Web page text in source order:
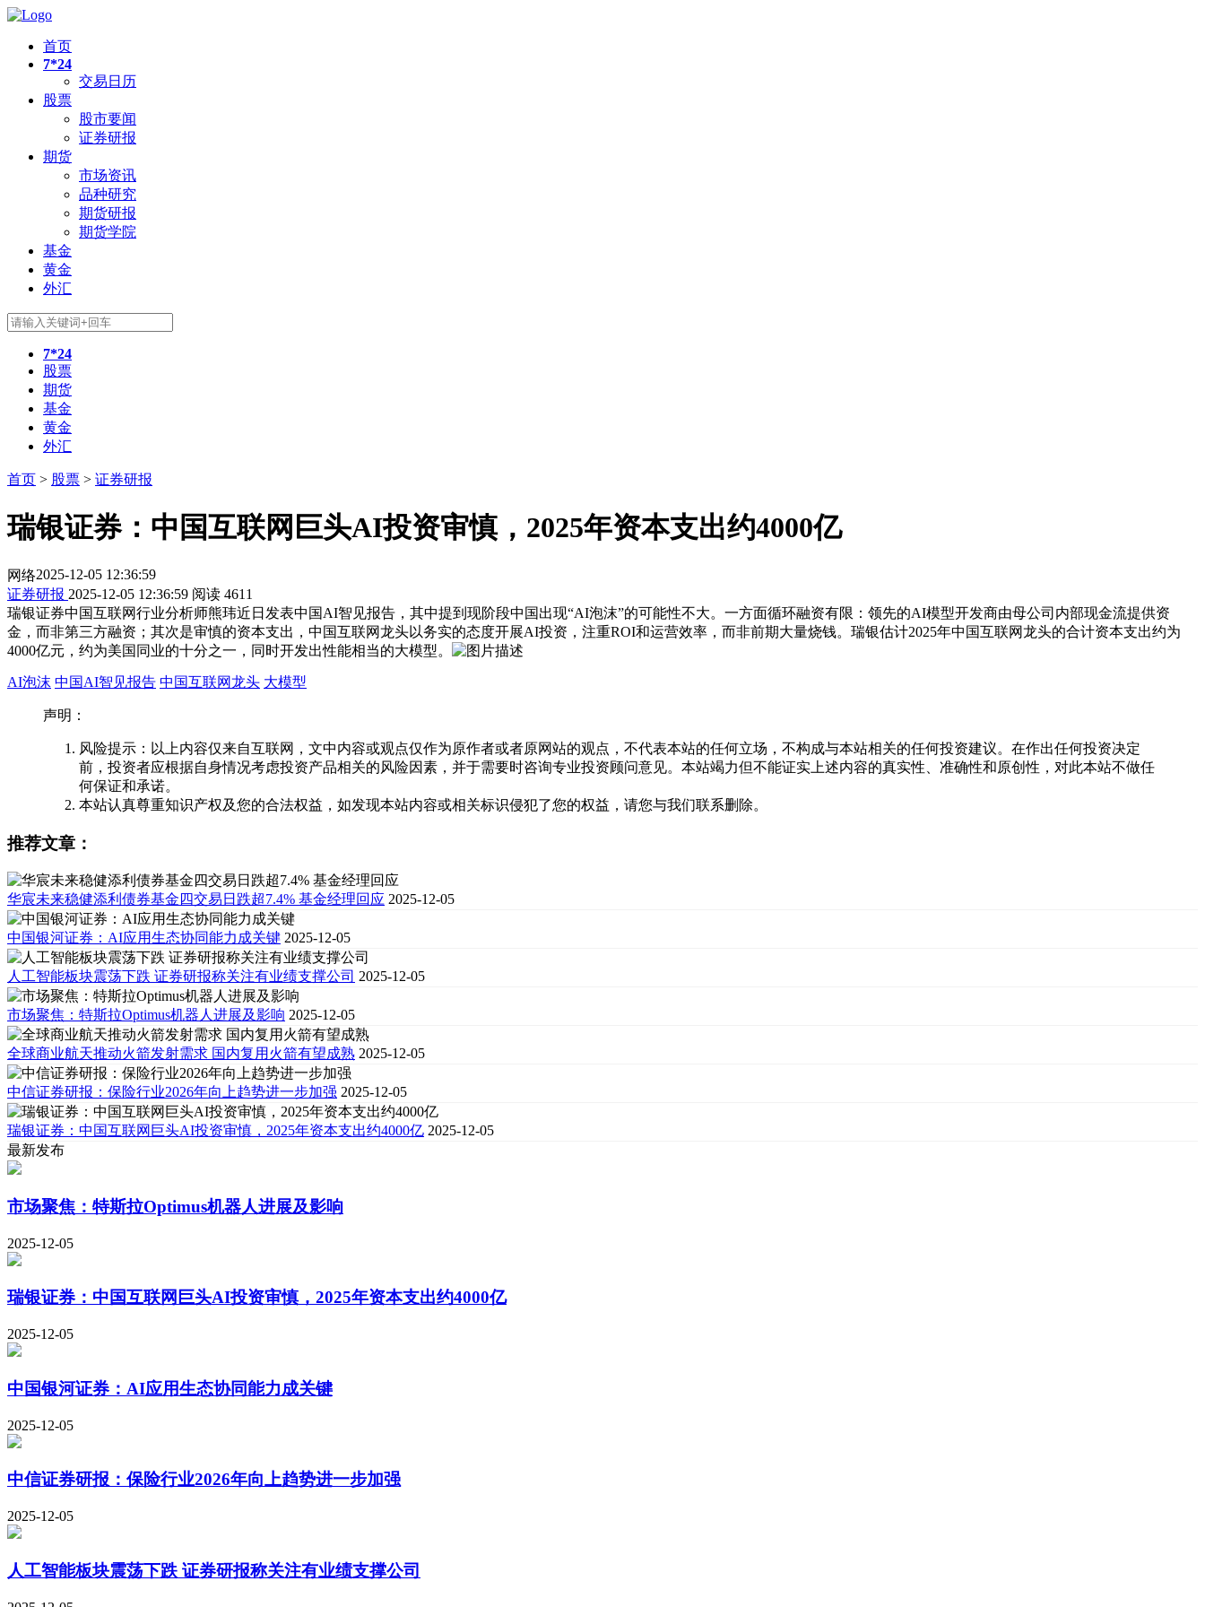
首页
7*24
交易日历
股票
股市要闻
证券研报
期货
市场资讯
品种研究
期货研报
期货学院
基金
黄金
外汇
7*24
股票
期货
基金
黄金
外汇
首页 > 股票 > 证券研报
瑞银证券：中国互联网巨头AI投资审慎，2025年资本支出约4000亿
网络2025-12-05 12:36:59
证券研报 2025-12-05 12:36:59 阅读 4611
瑞银证券中国互联网行业分析师熊玮近日发表中国AI智见报告，其中提到现阶段中国出现“AI泡沫”的可能性不大。一方面循环融资有限：领先的AI模型开发商由母公司内部现金流提供资
金，而非第三方融资；其次是审慎的资本支出，中国互联网龙头以务实的态度开展AI投资，注重ROI和运营效率，而非前期大量烧钱。瑞银估计2025年中国互联网龙头的合计资本支出约为
4000亿元，约为美国同业的十分之一，同时开发出性能相当的大模型。
AI泡沫 中国AI智见报告 中国互联网龙头 大模型
声明：
风险提示：以上内容仅来自互联网，文中内容或观点仅作为原作者或者原网站的观点，不代表本站的任何立场，不构成与本站相关的任何投资建议。在作出任何投资决定
前，投资者应根据自身情况考虑投资产品相关的风险因素，并于需要时咨询专业投资顾问意见。本站竭力但不能证实上述内容的真实性、准确性和原创性，对此本站不做任
何保证和承诺。
本站认真尊重知识产权及您的合法权益，如发现本站内容或相关标识侵犯了您的权益，请您与我们联系删除。
推荐文章：
华宸未来稳健添利债券基金四交易日跌超7.4% 基金经理回应 2025-12-05
中国银河证券：AI应用生态协同能力成关键 2025-12-05
人工智能板块震荡下跌 证券研报称关注有业绩支撑公司 2025-12-05
市场聚焦：特斯拉Optimus机器人进展及影响 2025-12-05
全球商业航天推动火箭发射需求 国内复用火箭有望成熟 2025-12-05
中信证券研报：保险行业2026年向上趋势进一步加强 2025-12-05
瑞银证券：中国互联网巨头AI投资审慎，2025年资本支出约4000亿 2025-12-05
最新发布
市场聚焦：特斯拉Optimus机器人进展及影响
2025-12-05
瑞银证券：中国互联网巨头AI投资审慎，2025年资本支出约4000亿
2025-12-05
中国银河证券：AI应用生态协同能力成关键
2025-12-05
中信证券研报：保险行业2026年向上趋势进一步加强
2025-12-05
人工智能板块震荡下跌 证券研报称关注有业绩支撑公司